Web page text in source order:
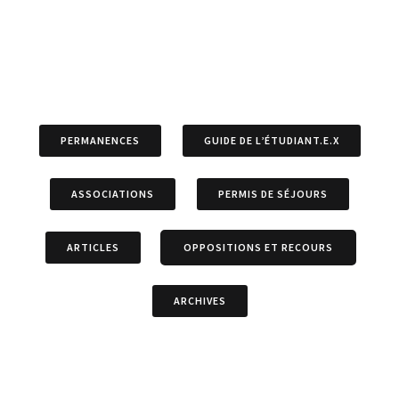
PERMANENCES GUIDE DE L’ÉTUDIANT.E.X
ASSOCIATIONS PERMIS DE SÉJOURS
ARTICLES OPPOSITIONS ET RECOURS
ARCHIVES